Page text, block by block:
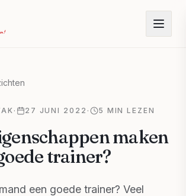
· 27 JUNI 2022 · 5 MIN LEZEN
maken
trainer?
een goede trainer? Veel